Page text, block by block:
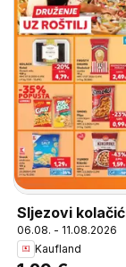
Sljezovi
06.08. - 11.08.2026
Kaufland